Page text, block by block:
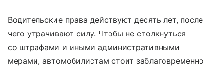
Водительские права действуют десять лет, после
чего утрачивают силу. Чтобы не столкнуться
со штрафами и иными административными
мерами, автомобилистам стоит заблаговременно